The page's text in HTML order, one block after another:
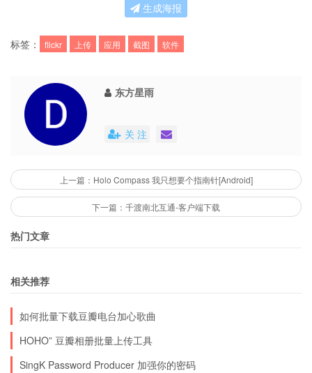
生成海报
标签： flickr 上传 应用 截图 软件
东方星雨
关 注
上一篇：Holo Compass 我只想要个指南针[Android]
下一篇：千渡南北互通-客户端下载
热门文章
相关推荐
如何批量下载豆瓣电台加心歌曲
HOHO” 豆瓣相册批量上传工具
SingK Password Producer 加强你的密码